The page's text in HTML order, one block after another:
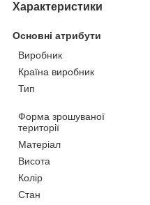
Характеристики
Основні атрибути
Виробник
Країна виробник
Тип
Форма зрошуваної
території
Матеріал
Висота
Колір
Стан